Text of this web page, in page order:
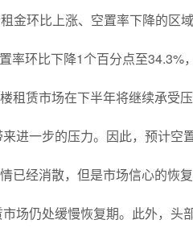
金环比上涨、空置率下降的区
率环比下降1个百分点至34.3%
租赁市场在下半年将继续承受
进一步的压力。因此，预计空
已经消散，但是市场信心的恢
场仍处缓慢恢复期。此外，